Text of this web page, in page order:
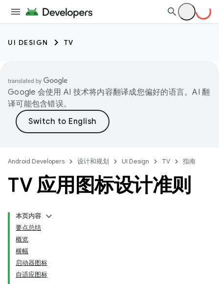
UI DESIGN TV
Google 会使用 AI 技术将内容翻译成您偏好的语言。AI 翻
译可能包含错误。
Android Developers 设计和规划 UI Design TV 指南
TV 应用图标设计准则
本页内容
要点总结
概览
横幅
启动器图标
自适应图标